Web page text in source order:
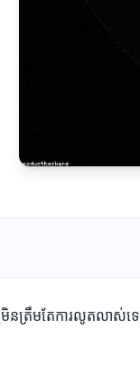
មិនត្រឹមតែការលូតលាស់